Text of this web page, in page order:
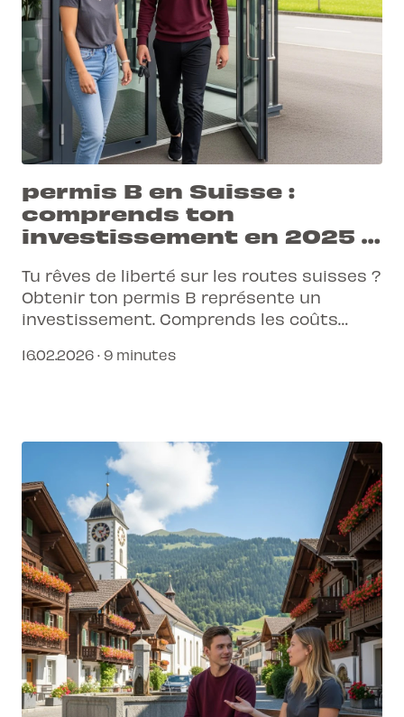
permis B en Suisse :
comprends ton
investissement en 2025 |
Tu rêves de liberté sur les routes suisses ?
Obtenir ton permis B représente un
investissement. Comprends les coûts
une réussite sereine.
16.02.2026 · 9 minutes